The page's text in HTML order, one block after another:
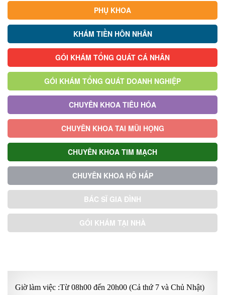
PHỤ KHOA
KHÁM TIỀN HÔN NHÂN
GÓI KHÁM TỔNG QUÁT CÁ NHÂN
GÓI KHÁM TỔNG QUÁT DOANH NGHIỆP
CHUYÊN KHOA TIÊU HÓA
CHUYÊN KHOA TAI MŨI HỌNG
CHUYÊN KHOA TIM MẠCH
CHUYÊN KHOA HÔ HẤP
BÁC SĨ GIA ĐÌNH
GÓI KHÁM TẠI NHÀ
Giờ làm việc :Từ 08h00 đến 20h00 (Cả thứ 7 và Chủ Nhật)